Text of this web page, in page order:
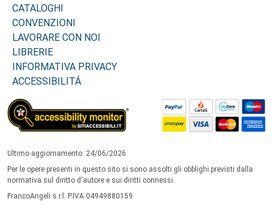
CATALOGHI
CONVENZIONI
LAVORARE CON NOI
LIBRERIE
INFORMATIVA PRIVACY
ACCESSIBILITÁ
Ultimo aggiornamento: 24/06/2026
Per le opere presenti in questo sito si sono assolti gli obblighi previsti dalla
normativa sul diritto d'autore e sui diritti connessi.
FrancoAngeli s.r.l. P.IVA 04949880159